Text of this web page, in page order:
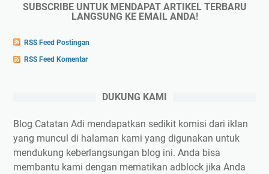
SUBSCRIBE UNTUK MENDAPAT ARTIKEL TERBARU
LANGSUNG KE EMAIL ANDA!
RSS Feed Postingan
RSS Feed Komentar
DUKUNG KAMI
Blog Catatan Adi mendapatkan sedikit komisi dari iklan
yang muncul di halaman kami yang digunakan untuk
mendukung keberlangsungan blog ini. Anda bisa
membantu kami dengan mematikan adblock jika Anda